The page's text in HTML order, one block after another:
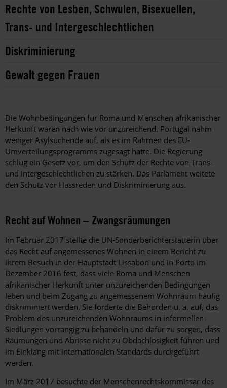
Rechte von Lesben, Schwulen, Bisexuellen,
Trans- und Intergeschlechtlichen
Diskriminierung
Gewalt gegen Frauen
Die Wohnbedingungen für Roma und Menschen afrikanischer
Herkunft waren nach wie vor unzureichend. Portugal nahm
weniger Asylsuchende auf, als es im Rahmen des EU-
Umverteilungsprogramms zugesagt hatte. Die Regierung
schlug ein Gesetz vor, um den Schutz der Rechte von Trans-
und Intergeschlechtlichen zu stärken. Das Parlament weitete
den Schutz vor Hassreden und Diskriminierung aus.
Recht auf Wohnen – Zwangsräumungen
Im Februar 2017 stellte die UN-Sonderberichterstatterin über
das Recht auf angemessenes Wohnen in einem Bericht zu
ihrem Besuch in der Hauptstadt Lissabon und in Porto im
Dezember 2016 fest, dass viele Roma und Menschen
afrikanischer Herkunft unter unzureichenden Bedingungen
leben und beim Zugang zu angemessenem Wohnraum häufig
diskriminiert werden. Sie forderte die Behörden u. a. auf, das
Problem des unzureichenden Wohnraums in informellen
Siedlungen vorrangig zu behandeln und dafür zu sorgen, dass
Räumungen und Abrisse nicht zu Obdachlosigkeit führen und
im Einklang mit internationalen Standards durchgeführt
werden.
Im März 2017 besuchte der Menschenrechtskommissar des